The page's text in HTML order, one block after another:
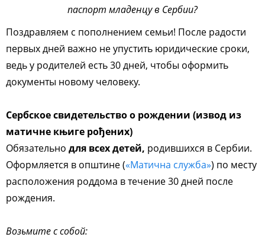
паспорт младенцу в Сербии?
Поздравляем с пополнением семьи! После радости
первых дней важно не упустить юридические сроки,
ведь у родителей есть 30 дней, чтобы оформить
документы новому человеку.
Сербское свидетельство о рождении (извод из
матичне књиге рођених)
Обязательно для всех детей, родившихся в Сербии.
Оформляется в општине («Матична служба») по месту
расположения роддома в течение 30 дней после
рождения.
Возьмите с собой: